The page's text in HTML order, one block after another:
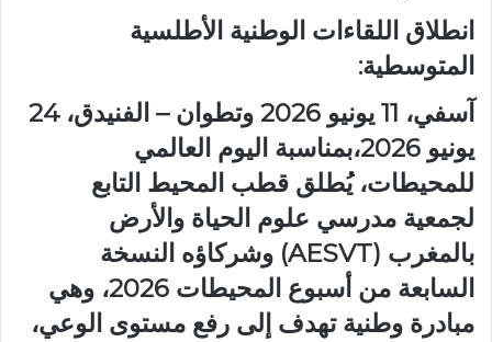
انطلاق اللقاءات الوطنية الأطلسية
المتوسطية:
آسفي، 11 يونيو 2026 وتطوان – الفنيدق، 24
يونيو 2026،بمناسبة اليوم العالمي
للمحيطات، يُطلق قطب المحيط التابع
لجمعية مدرسي علوم الحياة والأرض
بالمغرب (AESVT) وشركاؤه النسخة
السابعة من أسبوع المحيطات 2026، وهي
مبادرة وطنية تهدف إلى رفع مستوى الوعي،